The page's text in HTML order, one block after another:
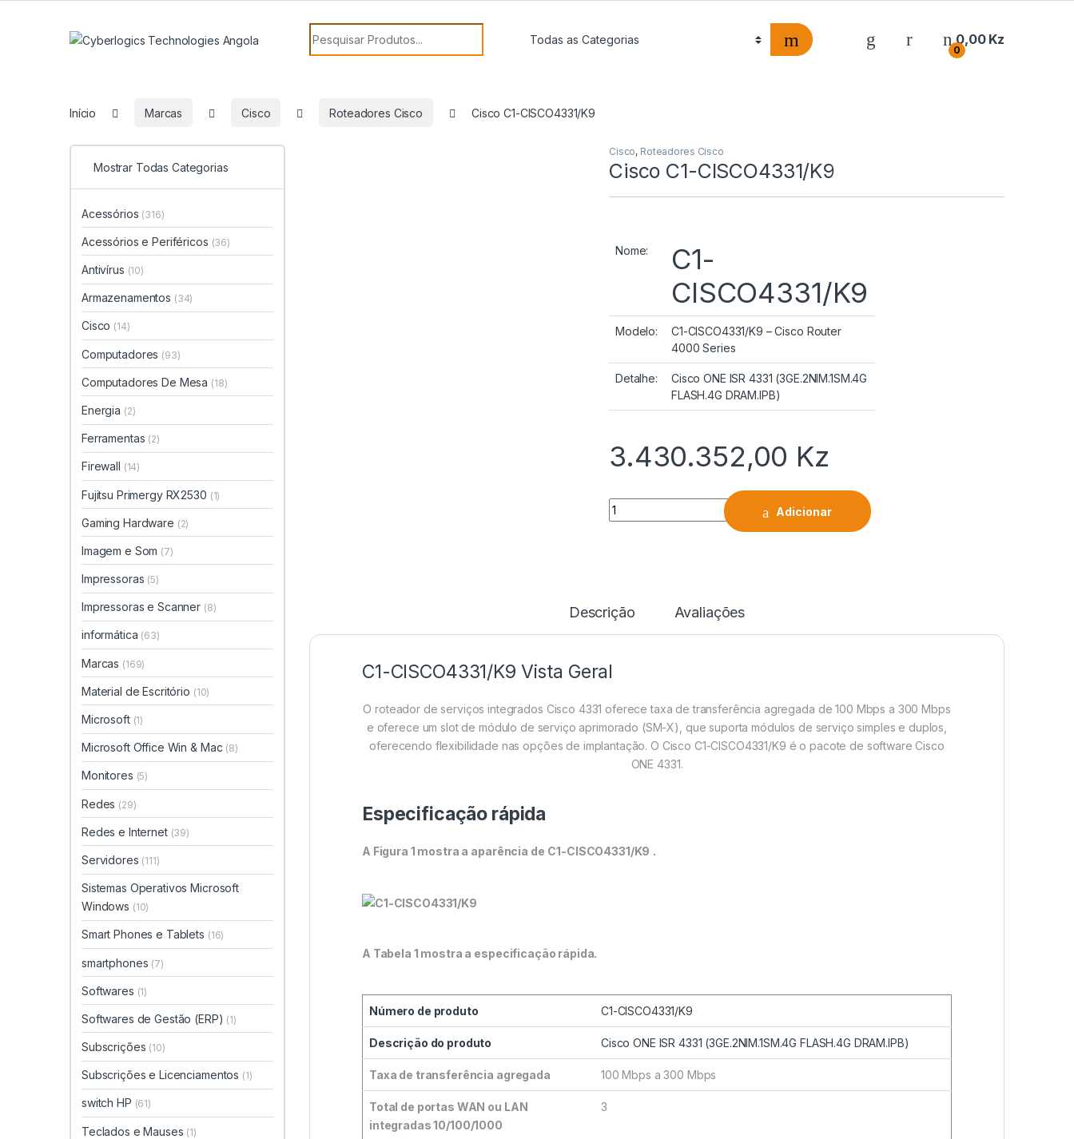
Search for:
0
0,00 Kz
Início Marcas Cisco Roteadores Cisco Cisco C1-CISCO4331/K9
Cisco, Roteadores Cisco
Cisco C1-CISCO4331/K9
Nome:
C1-
CISCO4331/K9
Modelo:
C1-CISCO4331/K9 – Cisco Router
4000 Series
Detalhe:
Cisco ONE ISR 4331 (3GE.2NIM.1SM.4G
FLASH.4G DRAM.IPB)
3.430.352,00 Kz
Quantidade
Adicionar
Descrição Avaliações
C1-CISCO4331/K9 Vista Geral
O roteador de serviços integrados Cisco 4331 oferece taxa de transferência agregada de 100 Mbps a 300 Mbps
e oferece um slot de módulo de serviço aprimorado (SM-X), que suporta módulos de serviço simples e duplos,
oferecendo flexibilidade nas opções de implantação. O Cisco C1-CISCO4331/K9 é o pacote de software Cisco
ONE 4331.
Especificação rápida
A Figura 1 mostra a aparência de C1-CISCO4331/K9 .
A Tabela 1 mostra a especificação rápida.
Número de produto C1-CISCO4331/K9
Descrição do produto Cisco ONE ISR 4331 (3GE.2NIM.1SM.4G FLASH.4G DRAM.IPB)
Taxa de transferência agregada 100 Mbps a 300 Mbps
Total de portas WAN ou LAN
integradas 10/100/1000
3
Mostrar Todas Categorias
Acessórios (316)
Acessórios e Periféricos (36)
Antivírus (10)
Armazenamentos (34)
Cisco (14)
Computadores (93)
Computadores De Mesa (18)
Energia (2)
Ferramentas (2)
Firewall (14)
Fujitsu Primergy RX2530 (1)
Gaming Hardware (2)
Imagem e Som (7)
Impressoras (5)
Impressoras e Scanner (8)
informática (63)
Marcas (169)
Material de Escritório (10)
Microsoft (1)
Microsoft Office Win & Mac (8)
Monitores (5)
Redes (29)
Redes e Internet (39)
Servidores (111)
Sistemas Operativos Microsoft
Windows (10)
Smart Phones e Tablets (16)
smartphones (7)
Softwares (1)
Softwares de Gestão (ERP) (1)
Subscrições (10)
Subscrições e Licenciamentos (1)
switch HP (61)
Teclados e Mauses (1)